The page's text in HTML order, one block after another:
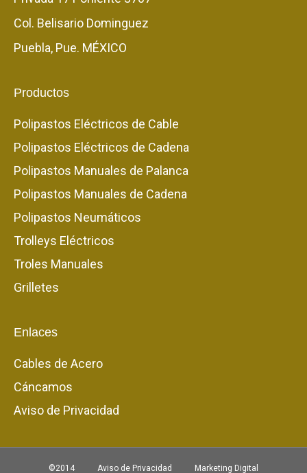
Col. Belisario Dominguez
Puebla, Pue. MÉXICO
Productos
Polipastos Eléctricos de Cable
Polipastos Eléctricos de Cadena
Polipastos Manuales de Palanca
Polipastos Manuales de Cadena
Polipastos Neumáticos
Trolleys Eléctricos
Troles Manuales
Grilletes
Enlaces
Cables de Acero
Cáncamos
Aviso de Privacidad
©2014 Aviso de Privacidad Marketing Digital